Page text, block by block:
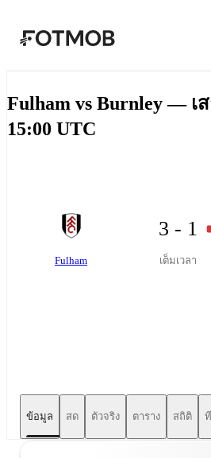
ข้ามไปยังเนื้อหาหลัก
Fulham vs Burnley — เ
15:00 UTC
Fulham
3 - 1
เต็มเวลา
ข้อมูล สด ตัวจริง ตาราง สถิติ